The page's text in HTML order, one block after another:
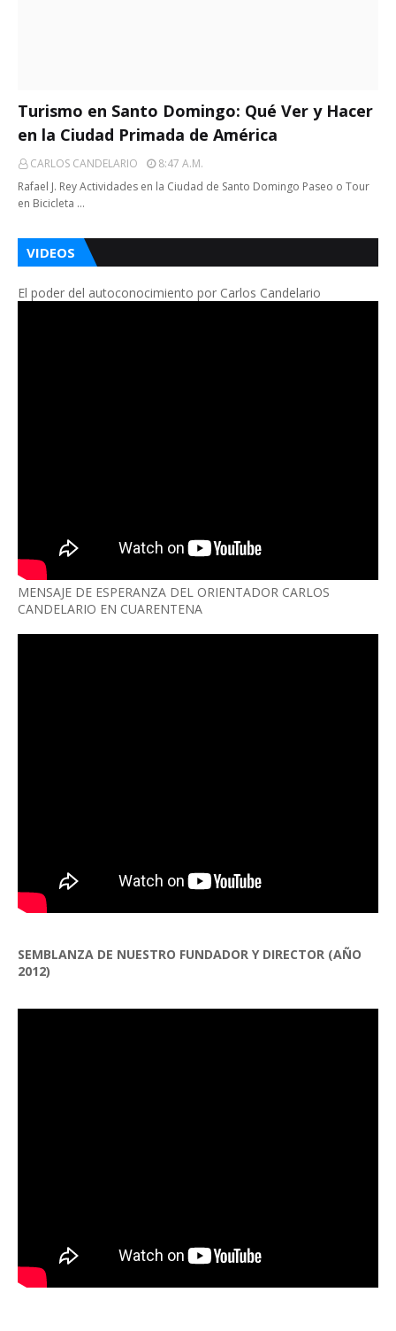
Turismo en Santo Domingo: Qué Ver y Hacer
en la Ciudad Primada de América
CARLOS CANDELARIO
8:47 A.m.
Rafael J. Rey Actividades en la Ciudad de Santo Domingo Paseo o Tour
en Bicicleta …
VIDEOS
El poder del autoconocimiento por Carlos Candelario
MENSAJE DE ESPERANZA DEL ORIENTADOR CARLOS
CANDELARIO EN CUARENTENA
SEMBLANZA DE NUESTRO FUNDADOR Y DIRECTOR (AÑO
2012)